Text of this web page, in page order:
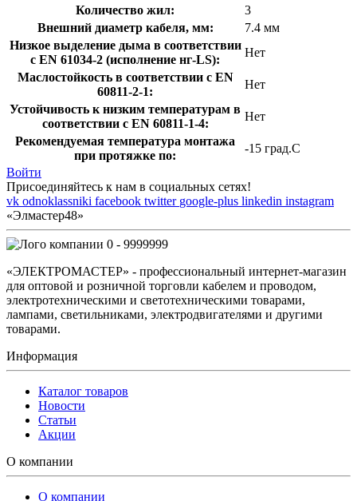
Количество жил:
3
Внешний диаметр кабеля, мм:
7.4 мм
Низкое выделение дыма в соответствии
с EN 61034-2 (исполнение нг-LS):
Нет
Маслостойкость в соответствии с EN
60811-2-1:
Нет
Устойчивость к низким температурам в
соответствии с EN 60811-1-4:
Нет
Рекомендуемая температура монтажа
при протяжке по:
-15 град.C
Войти
Присоединяйтесь к нам в социальных сетях!
vk odnoklassniki facebook twitter google-plus linkedin instagram
«Элмастер48»
0 - 9999999
«ЭЛЕКТРОМАСТЕР» - профессиональный интернет-магазин
для оптовой и розничной торговли кабелем и проводом,
электротехническими и светотехническими товарами,
лампами, светильниками, электродвигателями и другими
товарами.
Информация
Каталог товаров
Новости
Статьи
Акции
О компании
О компании